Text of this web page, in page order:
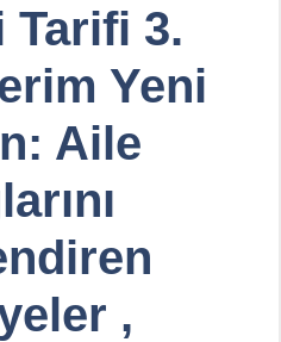
Tarifi 3.
Yeni
Aile
,